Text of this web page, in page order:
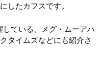
したカフスです。
ている、メグ・ムーアハ
タイムズなどにも紹介さ